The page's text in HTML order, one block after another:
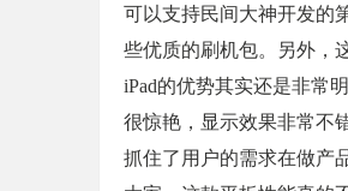
可以支持民间大神开发的
些优质的刷机包。另外，
iPad的优势其实还是非常
很惊艳，显示效果非常不
抓住了用户的需求在做产